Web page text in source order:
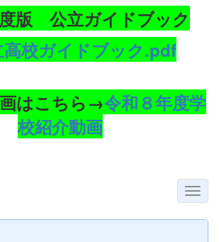
版 公立ガイドブック
高校ガイドブック.pdf
はこちら→令和８年度学
校紹介動画